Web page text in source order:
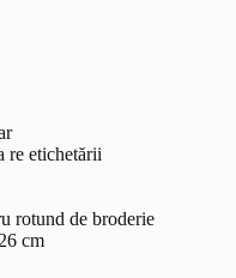
re etichetării
rotund de broderie
cm